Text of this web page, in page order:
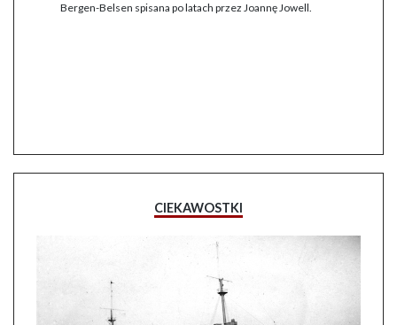
Bergen-Belsen spisana po latach przez Joannę Jowell.
CIEKAWOSTKI